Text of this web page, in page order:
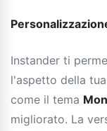
Instander ti
l'aspetto della
come il tema
migliorato. La